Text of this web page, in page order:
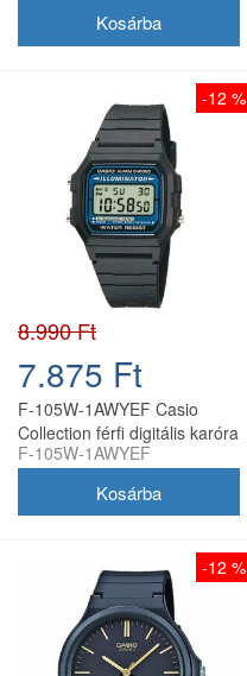
-12 %
8.990 Ft
7.875 Ft
F-105W-1AWYEF Casio
Collection férfi digitális karóra
F-105W-1AWYEF
-12 %